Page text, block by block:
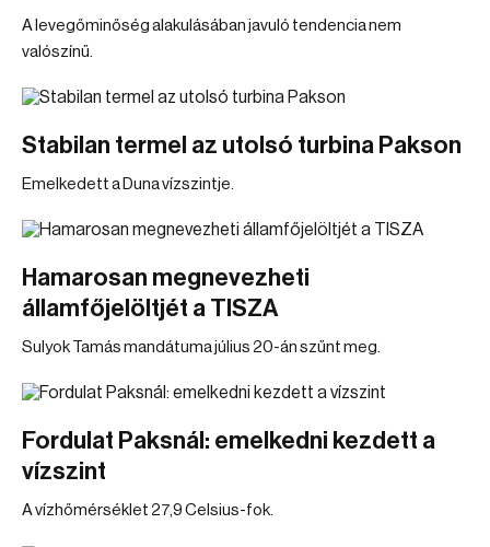
A levegőminőség alakulásában javuló tendencia nem
valószínű.
Stabilan termel az utolsó turbina Pakson
Emelkedett a Duna vízszintje.
Hamarosan megnevezheti
államfőjelöltjét a TISZA
Sulyok Tamás mandátuma július 20-án szűnt meg.
Fordulat Paksnál: emelkedni kezdett a
vízszint
A vízhőmérséklet 27,9 Celsius-fok.